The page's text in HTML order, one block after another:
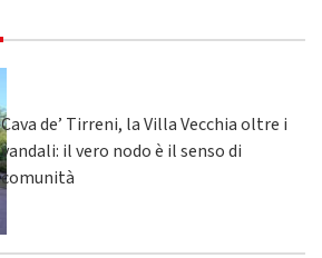
Cava de’ Tirreni, la Villa Vecchia oltre i
vandali: il vero nodo è il senso di
comunità